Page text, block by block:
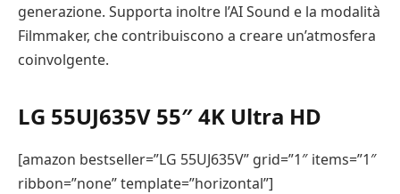
generazione. Supporta inoltre l’AI Sound e la modalità
Filmmaker, che contribuiscono a creare un’atmosfera
coinvolgente.
LG 55UJ635V 55″ 4K Ultra HD
[amazon bestseller=”LG 55UJ635V” grid=”1″ items=”1″
ribbon=”none” template=”horizontal”]